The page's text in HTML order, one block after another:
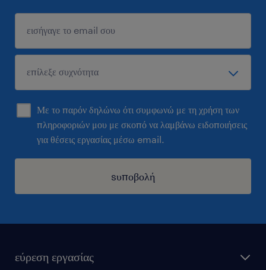
Με το παρόν δηλώνω ότι συμφωνώ με τη χρήση των
πληροφοριών μου με σκοπό να λαμβάνω ειδοποιήσεις
για θέσεις εργασίας μέσω email.
sυποβολή
εύρεση εργασίας